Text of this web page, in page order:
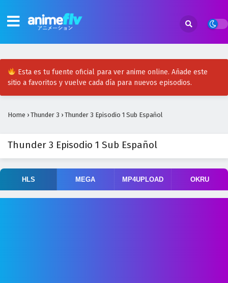
Esta es tu fuente oficial para ver anime online. Añade este
sitio a favoritos y vuelve cada día para nuevos episodios.
Home › Thunder 3 › Thunder 3 Episodio 1 Sub Español
Thunder 3 Episodio 1 Sub Español
HLS MEGA MP4UPLOAD OKRU